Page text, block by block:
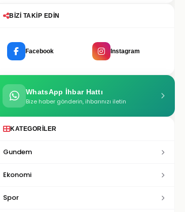
BIZI TAKIP EDIN
Facebook Instagram
WhatsApp İhbar Hattı
Bize haber gönderin, ihbarınızı iletin
KATEGORILER
Gundem
Ekonomi
Spor